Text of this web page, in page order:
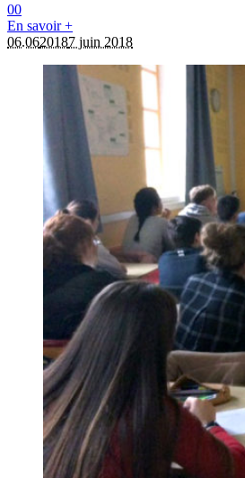
00
En savoir +
06.0620187 juin 2018